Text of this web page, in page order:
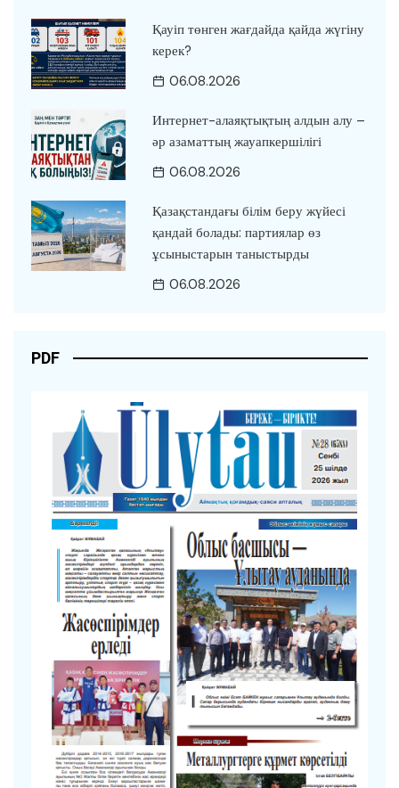
Қауіп төнген жағдайда қайда жүгіну
керек?
06.08.2026
Интернет-алаяқтықтың алдын алу –
әр азаматтың жауапкершілігі
06.08.2026
Қазақстандағы білім беру жүйесі
қандай болады: партиялар өз
ұсыныстарын таныстырды
06.08.2026
PDF